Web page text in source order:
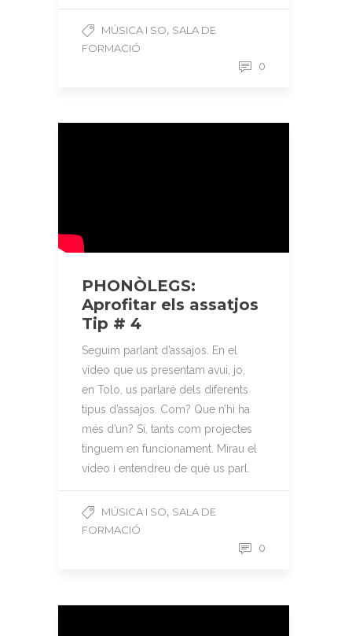
MÚSICA I SO, SALA DE
FORMACIÓ
0
PHONÒLEGS:
Aprofitar els assatjos
Tip # 4
Seguim parlant d’assajos. En el
vídeo que us presentam avui, jo,
en Tolo, us parlaré dels diferents
tipus d’assajos. Com? Que n’hi ha
més d’un? Sí, tants com projectes
tinguem en funcionament. Mirau el
vídeo i entendreu de què us parl.
MÚSICA I SO, SALA DE
FORMACIÓ
0